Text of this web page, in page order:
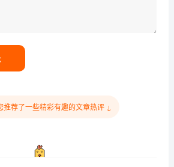
推荐了一些精彩有趣的文章热评 ↓